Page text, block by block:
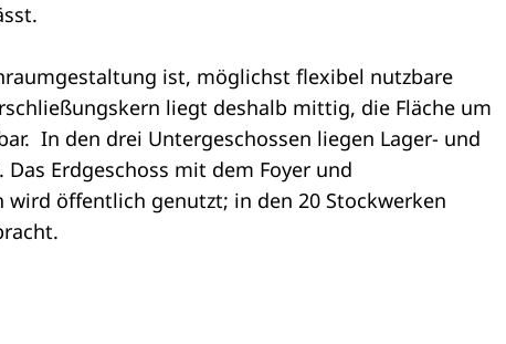
ist, möglichst flexibel nutzbare
liegt deshalb mittig, die Fläche um
In den drei Untergeschossen liegen Lager- und
Erdgeschoss mit dem Foyer und
öffentlich genutzt; in den 20 Stockwerken